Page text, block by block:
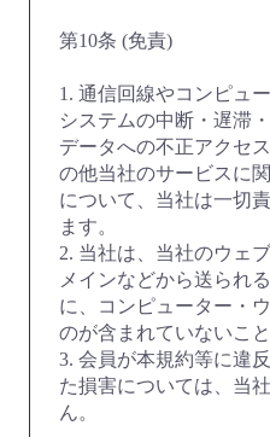
第10条 (免責)
1. 通信回線やコンピュ
システムの中断・遅滞
データへの不正アクセ
の他当社のサービスに
について、当社は一切
ます。
2. 当社は、当社のウェ
メインなどから送られ
に、コンピューター・
のが含まれていないこ
3. 会員が本規約等に違
た損害については、当
ん。